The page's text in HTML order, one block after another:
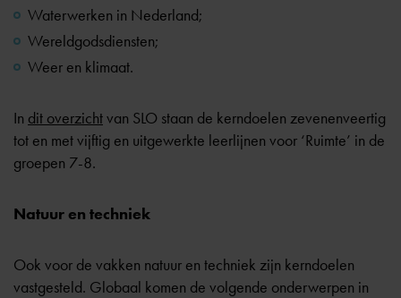
Waterwerken in Nederland;
Wereldgodsdiensten;
Weer en klimaat.
In dit overzichtvan SLO staan de kerndoelen zevenenveertig
tot en met vijftig en uitgewerkte leerlijnen voor ‘Ruimte’ in de
groepen 7-8.
Natuur en techniek
Ook voor de vakken natuur en techniek zijn kerndoelen
vastgesteld. Globaal komen de volgende onderwerpen in